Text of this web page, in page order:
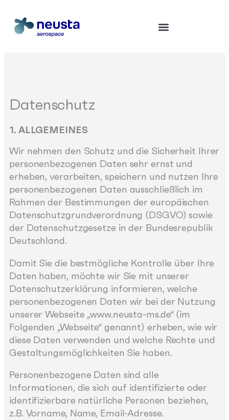
Datenschutz
1. ALLGEMEINES
Wir nehmen den Schutz und die Sicherheit Ihrer
personenbezogenen Daten sehr ernst und
erheben, verarbeiten, speichern und nutzen Ihre
personenbezogenen Daten ausschließlich im
Rahmen der Bestimmungen der europäischen
Datenschutzgrundverordnung (DSGVO) sowie
der Datenschutzgesetze in der Bundesrepublik
Deutschland.
Damit Sie die bestmögliche Kontrolle über Ihre
Daten haben, möchte wir Sie mit unserer
Datenschutzerklärung informieren, welche
personenbezogenen Daten wir bei der Nutzung
unserer Webseite „www.neusta-ms.de“ (im
Folgenden „Webseite“ genannt) erheben, wie wir
diese Daten verwenden und welche Rechte und
Gestaltungsmöglichkeiten Sie haben.
Personenbezogene Daten sind alle
Informationen, die sich auf identifizierte oder
identifizierbare natürliche Personen beziehen,
z.B. Vorname, Name, Email-Adresse.